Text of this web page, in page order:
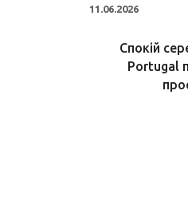
11.06.2026
Спокій
Portugal